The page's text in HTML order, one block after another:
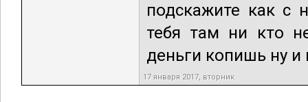
подскажите как с
тебя там ни кто
деньги копишь ну и
17 января 2017, вторник